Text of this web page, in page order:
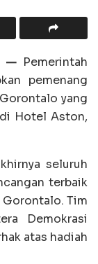
—Pemerintah
pemenang
yang
Hotel Aston,
seluruh
terbaik
Tim
Demokrasi
atas hadiah